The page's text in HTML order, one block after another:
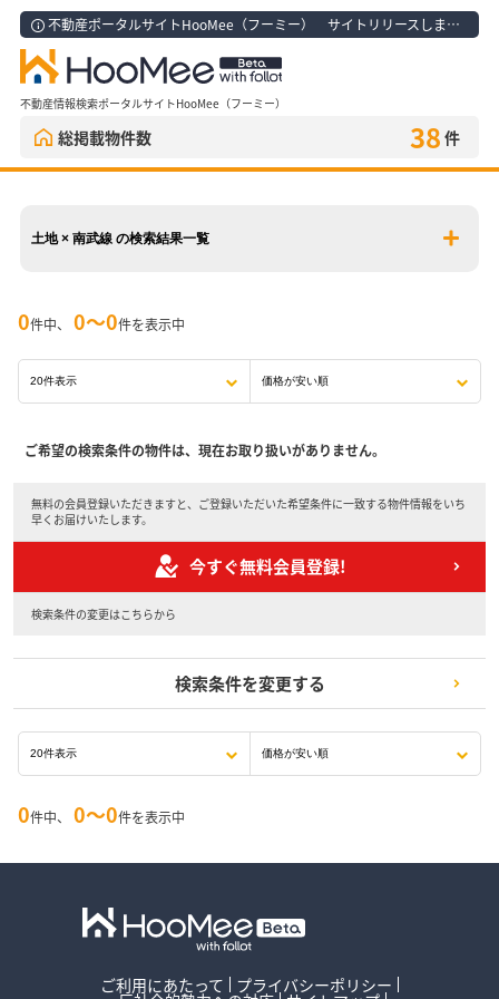
不動産ポータルサイトHooMee（フーミー） サイトリリースしました！
不動産情報検索ポータルサイトHooMee（フーミー）
総掲載物件数 38 件
土地 × 南武線 の検索結果一覧
0件中、 0〜0件を表示中
ご希望の検索条件の物件は、現在お取り扱いがありません。
無料の会員登録いただきますと、ご登録いただいた希望条件に一致する物件情報をいち
早くお届けいたします。
今すぐ無料会員登録!
検索条件の変更はこちらから
検索条件を変更する
0件中、 0〜0件を表示中
ご利用にあたって プライバシーポリシー